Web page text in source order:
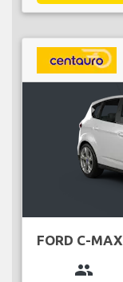
FORD C-MAX
group